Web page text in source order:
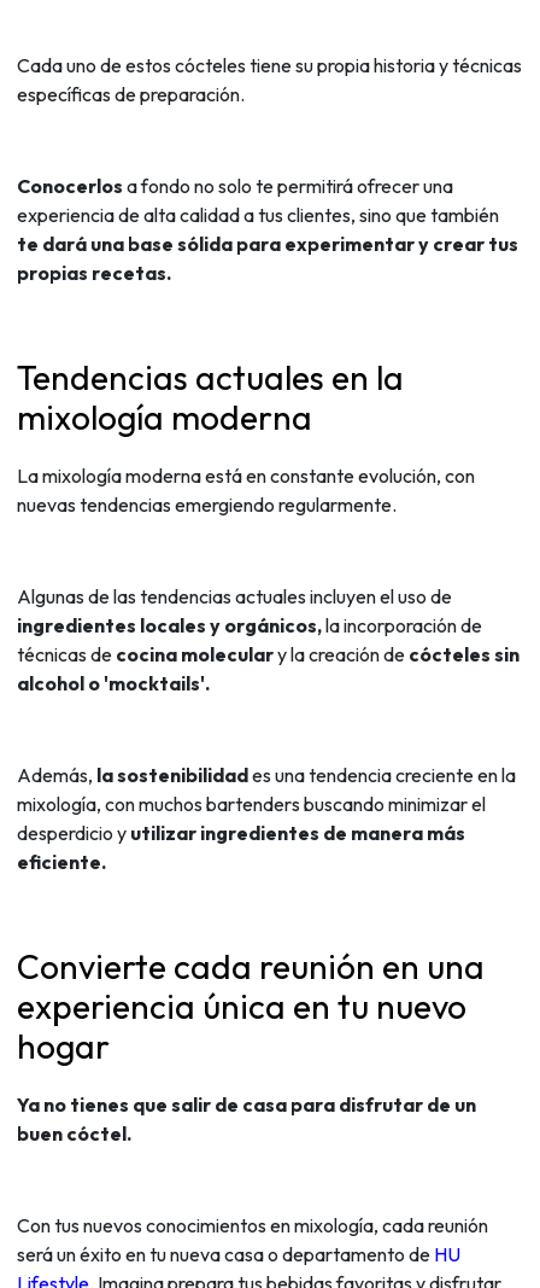
Cada uno de estos cócteles tiene su propia historia y técnicas
específicas de preparación.
Conocerlos a fondo no solo te permitirá ofrecer una
experiencia de alta calidad a tus clientes, sino que también
te dará una base sólida para experimentar y crear tus
propias recetas.
Tendencias actuales en la
mixología moderna
La mixología moderna está en constante evolución, con
nuevas tendencias emergiendo regularmente.
Algunas de las tendencias actuales incluyen el uso de
ingredientes locales y orgánicos,la incorporación de
técnicas de cocina moleculary la creación de cócteles sin
alcohol o 'mocktails'.
Además, la sostenibilidades una tendencia creciente en la
mixología, con muchos bartenders buscando minimizar el
desperdicio y utilizar ingredientes de manera más
eficiente.
Convierte cada reunión en una
experiencia única en tu nuevo
hogar
Ya no tienes que salir de casa para disfrutar de un
buen cóctel.
Con tus nuevos conocimientos en mixología, cada reunión
será un éxito en tu nueva casa o departamento de HU
Lifestyle. Imagina prepara tus bebidas favoritas y disfrutar